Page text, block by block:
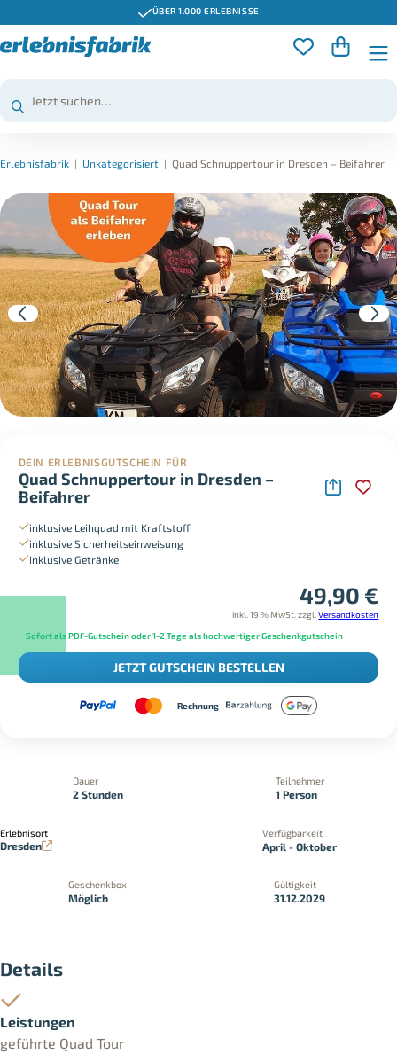
ÜBER 1.000 ERLEBNISSE
Erlebnisfabrik | Unkategorisiert | Quad Schnuppertour in Dresden – Beifahrer
DEIN ERLEBNISGUTSCHEIN FÜR
Quad Schnuppertour in Dresden –
Beifahrer
inklusive Leihquad mit Kraftstoff
inklusive Sicherheitseinweisung
inklusive Getränke
49,90 €
inkl. 19 % MwSt. zzgl.Versandkosten
Sofort als PDF-Gutschein oder 1-2 Tage als hochwertiger Geschenkgutschein
JETZT GUTSCHEIN BESTELLEN
Rechnung
Dauer
2 Stunden
Teilnehmer
1 Person
Erlebnisort
Dresden
Verfügbarkeit
April - Oktober
Geschenkbox
Möglich
Gültigkeit
31.12.2029
Details
Leistungen
geführte Quad Tour